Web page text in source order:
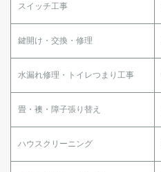
スイッチ工事
鍵開け・交換・修理
水漏れ修理・トイレつまり工事
畳・襖・障子張り替え
ハウスクリーニング